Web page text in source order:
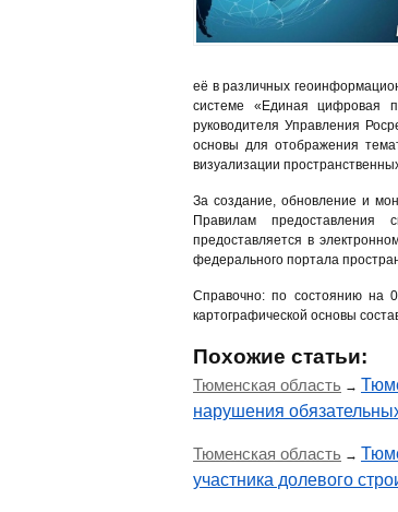
её в различных
системе «Единая цифровая
руководителя Управления
основы для отображения
визуализации
За создание, обновление и
Правилам предоставления
предоставляется в
федерального портала
Справочно: по состоянию на
картографической основы
Похожие статьи:
Тюменская область →
нарушения
Тюменская область →
участника долевого